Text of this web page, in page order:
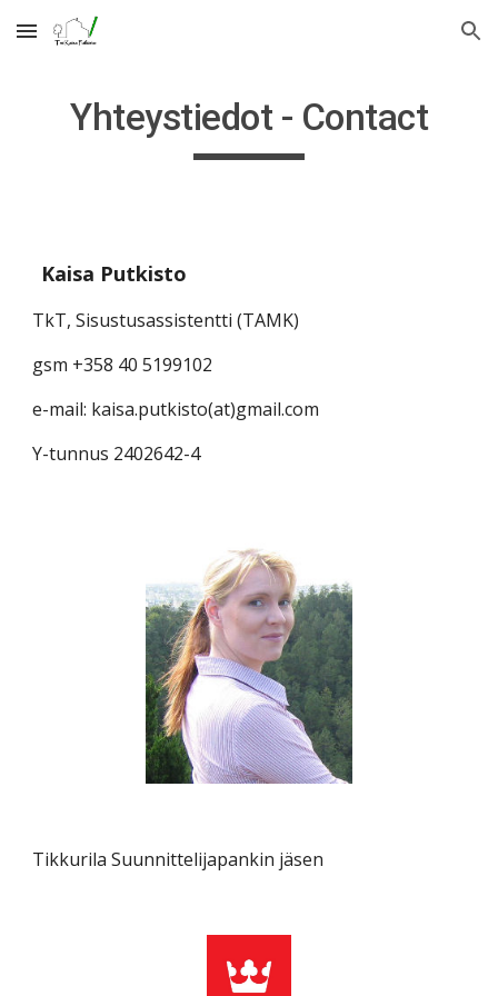
Skip to main content Skip to navigation
Yhteystiedot - Contact
Kaisa Putkisto
TkT, Sisustusassistentti (TAMK)
gsm +358 40 5199102
e-mail: kaisa.putkisto(at)gmail.com
Y-tunnus 2402642-4
Tikkurila Suunnittelijapankin jäsen